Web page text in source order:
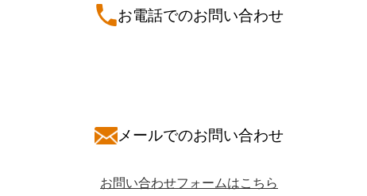
お電話でのお問い合わせ
メールでのお問い合わせ
お問い合わせフォームはこちら